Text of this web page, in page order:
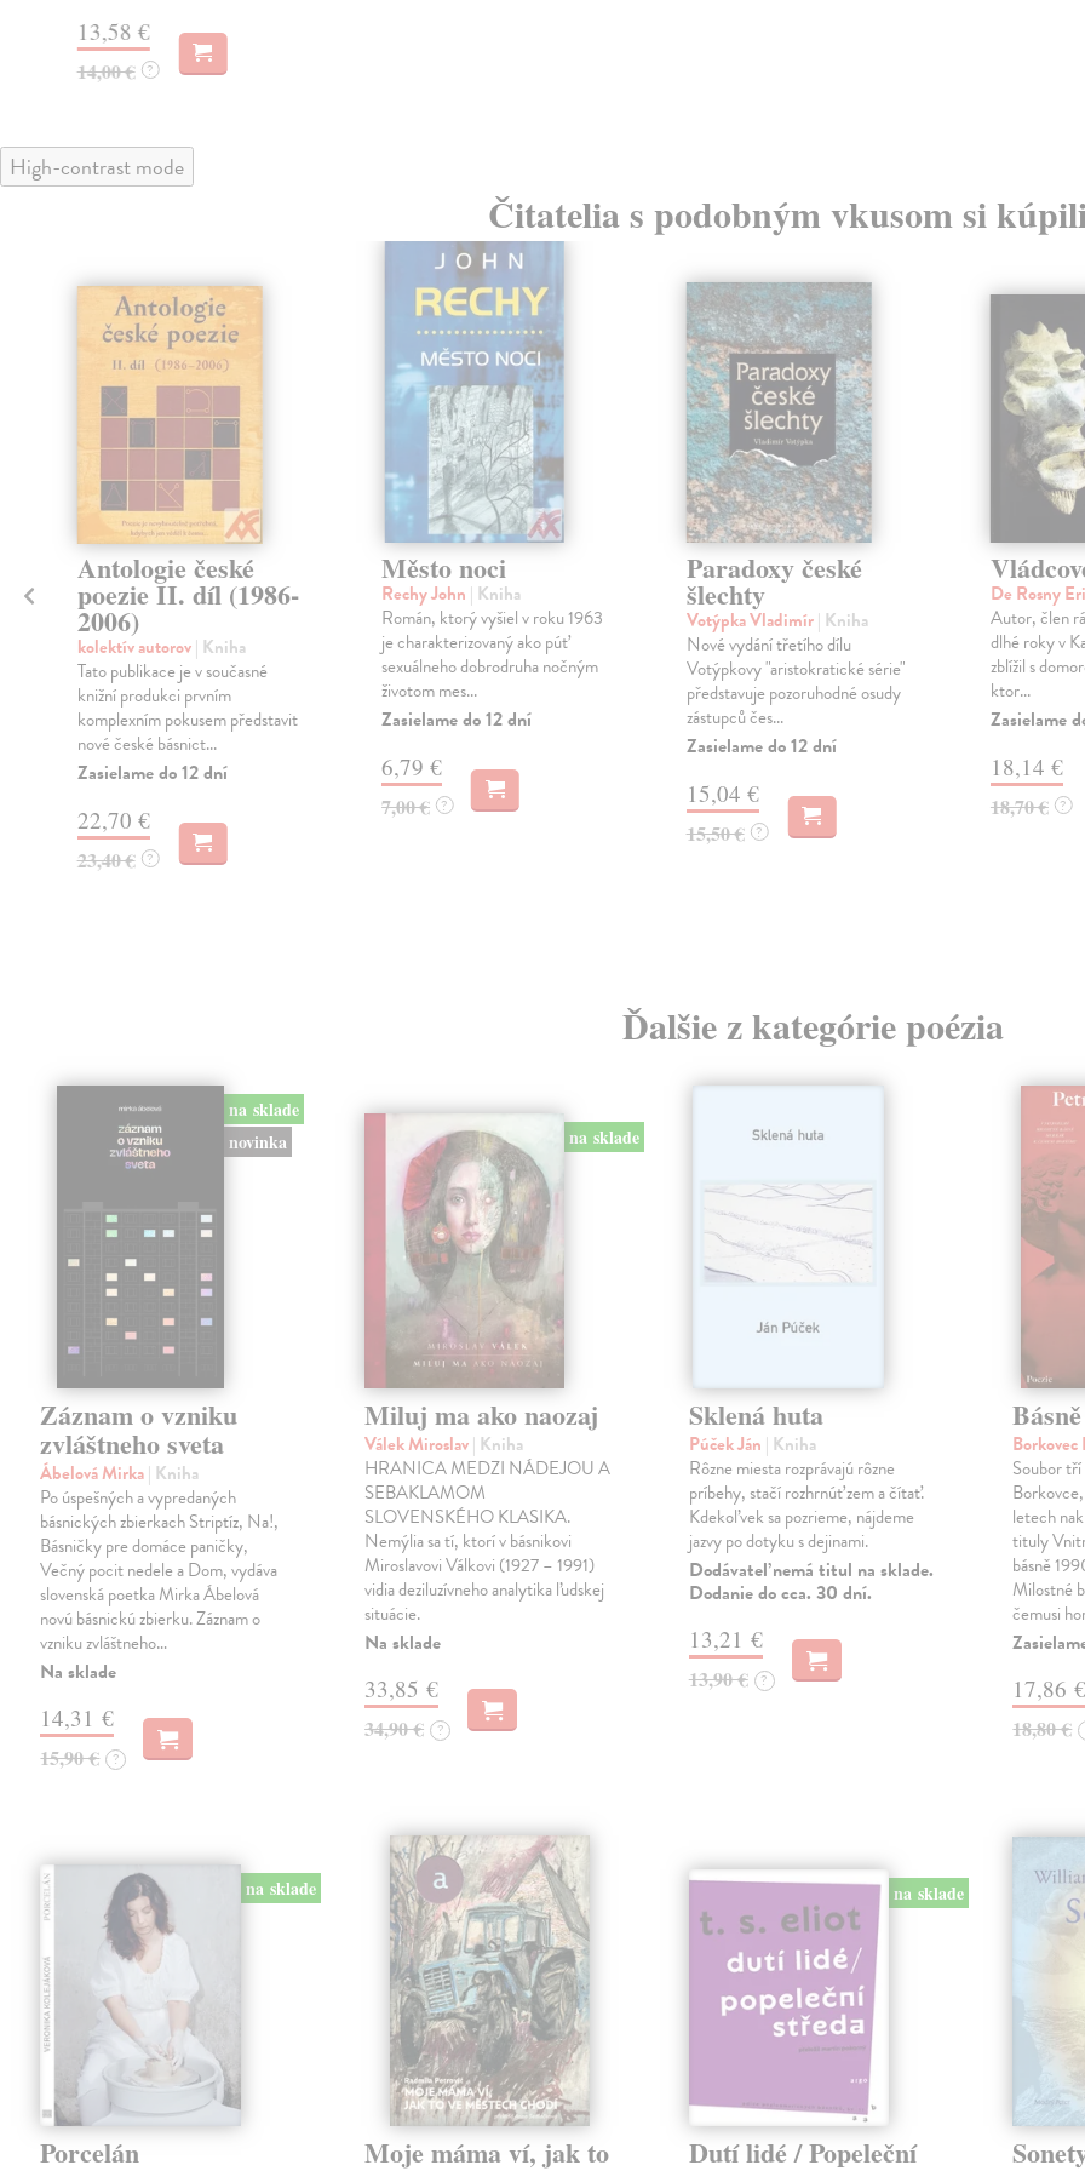
13,58 €
14,00 € ?
High-contrast mode
Čitatelia s podobným vkusom si
Antologie české
poezie II. díl (1986-
2006)
kolektív autorov| Kniha
Tato publikace je v současné
knižní produkci prvním
komplexním pokusem představit
nové české básnict...
Zasielame do 12 dní
22,70 €
23,40 € ?
Město noci
Rechy John | Kniha
Román, ktorý vyšiel v roku 1963
je charakterizovaný ako púť
sexuálneho dobrodruha nočným
životom mes...
Zasielame do 12 dní
6,79 €
7,00 € ?
Paradoxy české
šlechty
Votýpka Vladimír| Kniha
Nové vydání třetího dílu
Votýpkovy "aristokratické série"
představuje pozoruhodné osudy
zástupců čes...
Zasielame do 12 dní
15,04 €
15,50 € ?
De Rosny
Autor, člen
dlhé roky v
zblížil s
ktor...
Zasielame
18,14 €
18,70 € ?
Ďalšie z kategórie poézia
na sklade
novinka
Záznam o vzniku
zvláštneho sveta
Ábelová Mirka| Kniha
Po úspešných a vypredaných
básnických zbierkach Striptíz, Na!,
Básničky pre domáce paničky,
Večný pocit nedele a Dom, vydáva
slovenská poetka Mirka Ábelová
novú básnickú zbierku. Záznam o
vzniku zvláštneho…
Na sklade
14,31 €
15,90 € ?
na sklade
Miluj ma ako naozaj
Válek Miroslav| Kniha
HRANICA MEDZI NÁDEJOU A
SEBAKLAMOM
SLOVENSKÉHO KLASIKA.
Nemýlia sa tí, ktorí v básnikovi
Miroslavovi Válkovi (1927 – 1991)
vidia deziluzívneho analytika ľudskej
situácie.
Na sklade
33,85 €
34,90 € ?
Sklená huta
Púček Ján | Kniha
Rôzne miesta rozprávajú rôzne
príbehy, stačí rozhrnúť zem a čítať.
Kdekoľvek sa pozrieme, nájdeme
jazvy po dotyku s dejinami.
Dodávateľ nemá titul na sklade.
Dodanie do cca. 30 dní.
13,21 €
13,90 € ?
Básně
Soubor
letech
tituly
básně
Milostné
čemusi
17,86
18,80 €
na sklade
Porcelán Moje máma ví, jak to
na sklade
Dutí lidé / Popeleční